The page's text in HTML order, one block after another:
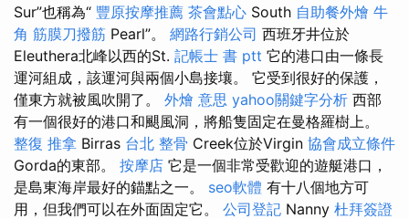
Sur”也稱為“ 豐原按摩推薦 茶會點心 South 自助餐外燴 牛
角 筋膜刀撥筋 Pearl”。 網路行銷公司 西班牙井位於
Eleuthera北峰以西的St. 記帳士 書 ptt 它的港口由一條長
運河組成，該運河與兩個小島接壤。 它受到很好的保護，
僅東方就被風吹開了。 外燴 意思 yahoo關鍵字分析 西部
有一個很好的港口和颶風洞，將船隻固定在曼格羅樹上。
整復 推拿 Birras 台北 整骨 Creek位於Virgin 協會成立條件
Gorda的東部。 按摩店 它是一個非常受歡迎的遊艇港口，
是島東海岸最好的錨點之一。 seo軟體 有十八個地方可
用，但我們可以在外面固定它。 公司登記 Nanny 杜拜簽證